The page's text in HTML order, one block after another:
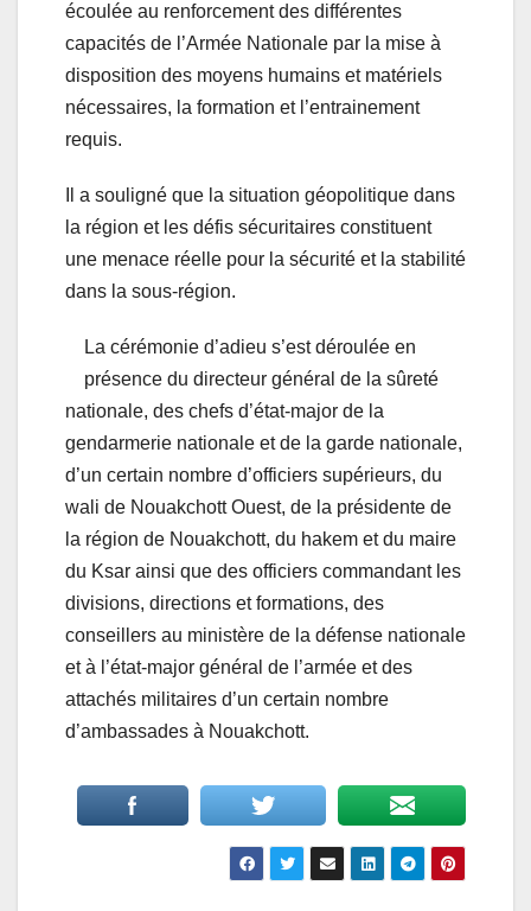
écoulée au renforcement des différentes
capacités de l’Armée Nationale par la mise à
disposition des moyens humains et matériels
nécessaires, la formation et l’entrainement
requis.
Il a souligné que la situation géopolitique dans
la région et les défis sécuritaires constituent
une menace réelle pour la sécurité et la stabilité
dans la sous-région.
La cérémonie d’adieu s’est déroulée en
présence du directeur général de la sûreté
nationale, des chefs d’état-major de la
gendarmerie nationale et de la garde nationale,
d’un certain nombre d’officiers supérieurs, du
wali de Nouakchott Ouest, de la présidente de
la région de Nouakchott, du hakem et du maire
du Ksar ainsi que des officiers commandant les
divisions, directions et formations, des
conseillers au ministère de la défense nationale
et à l’état-major général de l’armée et des
attachés militaires d’un certain nombre
d’ambassades à Nouakchott.